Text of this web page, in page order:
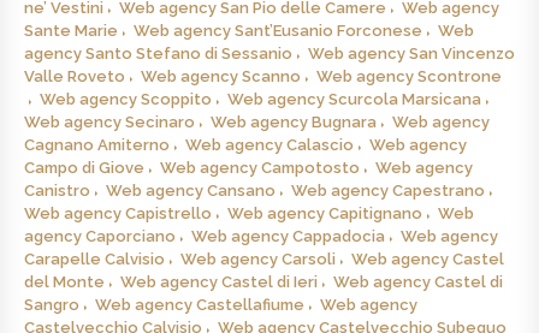
ne’ Vestini
Web agency San Pio delle Camere
Web agency
Sante Marie
Web agency Sant’Eusanio Forconese
Web
agency Santo Stefano di Sessanio
Web agency San Vincenzo
Valle Roveto
Web agency Scanno
Web agency Scontrone
Web agency Scoppito
Web agency Scurcola Marsicana
Web agency Secinaro
Web agency Bugnara
Web agency
Cagnano Amiterno
Web agency Calascio
Web agency
Campo di Giove
Web agency Campotosto
Web agency
Canistro
Web agency Cansano
Web agency Capestrano
Web agency Capistrello
Web agency Capitignano
Web
agency Caporciano
Web agency Cappadocia
Web agency
Carapelle Calvisio
Web agency Carsoli
Web agency Castel
del Monte
Web agency Castel di Ieri
Web agency Castel di
Sangro
Web agency Castellafiume
Web agency
Castelvecchio Calvisio
Web agency Castelvecchio Subequo